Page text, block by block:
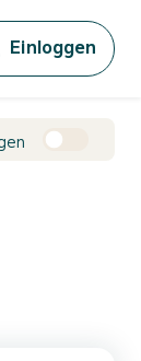
Einloggen